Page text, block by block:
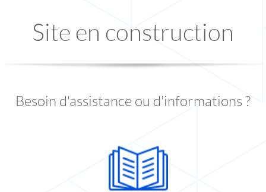
Site en construction
Besoin d'assistance ou d'informations ?